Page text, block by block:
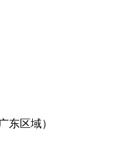
广东区域）